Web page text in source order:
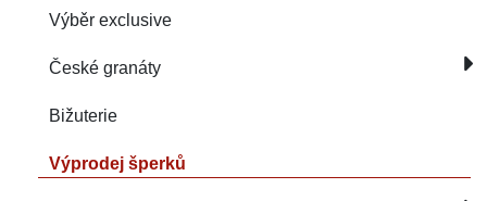
Výběr exclusive
České granáty
Bižuterie
Výprodej šperků